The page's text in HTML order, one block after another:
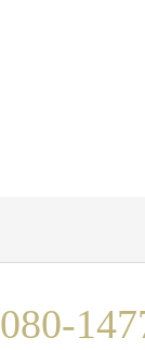
080-